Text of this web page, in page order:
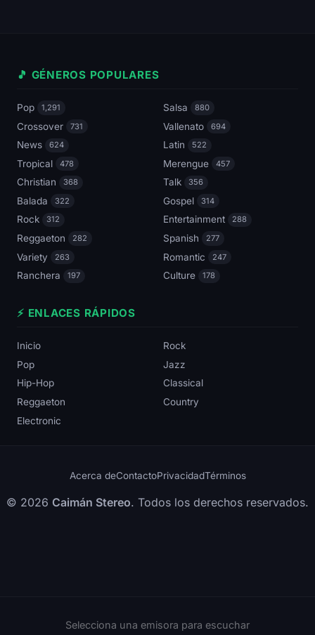
🎵 GÉNEROS POPULARES
Pop 1,291 Salsa 880
Crossover 731 Vallenato 694
News 624 Latin 522
Tropical 478 Merengue 457
Christian 368 Talk 356
Balada 322 Gospel 314
Rock 312 Entertainment 288
Reggaeton 282 Spanish 277
Variety 263 Romantic 247
Ranchera 197 Culture 178
⚡ ENLACES RÁPIDOS
Inicio
Rock
Pop
Jazz
Hip-Hop
Classical
Reggaeton
Country
Electronic
Acerca deContactoPrivacidadTérminos
© 2026 Caimán Stereo. Todos los derechos reservados.
Selecciona una emisora para escuchar